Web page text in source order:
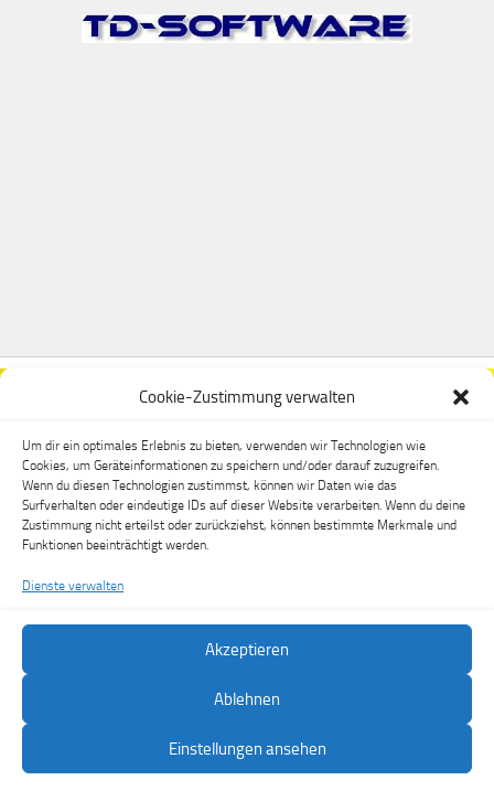
Cookie-Zustimmung verwalten
Um dir ein optimales Erlebnis zu bieten, verwenden wir Technologien wie
Cookies, um Geräteinformationen zu speichern und/oder darauf zuzugreifen.
Wenn du diesen Technologien zustimmst, können wir Daten wie das
Surfverhalten oder eindeutige IDs auf dieser Website verarbeiten. Wenn du deine
Zustimmung nicht erteilst oder zurückziehst, können bestimmte Merkmale und
Funktionen beeinträchtigt werden.
Dienste verwalten
Akzeptieren
Ablehnen
Einstellungen ansehen